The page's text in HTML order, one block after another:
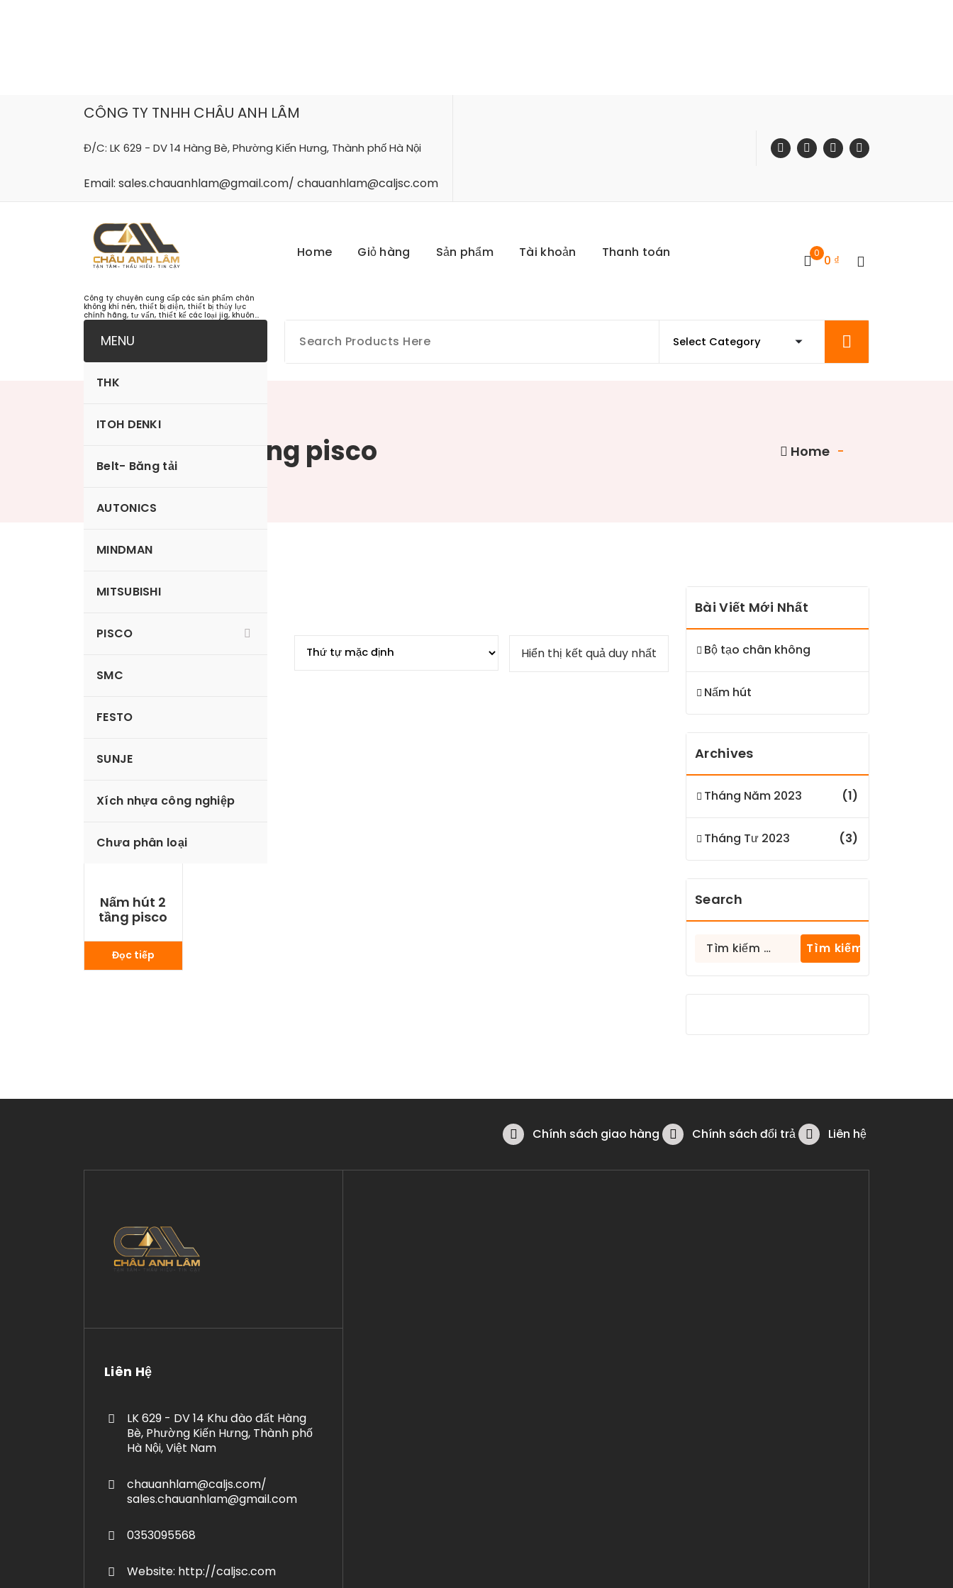
CÔNG TY TNHH CHÂU ANH LÂM
Đ/C: LK 629 - DV 14 Hàng Bè, Phường Kiến Hưng, Thành phố Hà Nội
Email: sales.chauanhlam@gmail.com/ chauanhlam@caljsc.com
Công ty chuyên cung cấp các sản phẩm chân
không khí nén, thiết bị điện, thiết bị thủy lực
chính hãng, tư vấn, thiết kế các loại jig, khuôn...
Home Giỏ hàng Sản phẩm Tài khoản Thanh toán 0 0 ₫
MENU
THK
ITOH DENKI
Belt- Băng tải
AUTONICS
MINDMAN
MITSUBISHI
PISCO
SMC
FESTO
SUNJE
Xích nhựa công nghiệp
Chưa phân loại
Nấm hút 2 tầng pisco Home -
VP8BSE
Hiển thị kết quả duy nhất
Nấm hút 2
tầng pisco
Đọc tiếp
Bài Viết Mới Nhất
Bộ tạo chân không
Nấm hút
Archives
Tháng Năm 2023 (1)
Tháng Tư 2023 (3)
Search
Tìm
Chính sách giao hàng Chính sách đổi trả Liên hệ
Liên Hệ
LK 629 - DV 14 Khu đào đất Hàng
Bè, Phường Kiến Hưng, Thành phố
Hà Nội, Việt Nam
chauanhlam@caljs.com/
sales.chauanhlam@gmail.com
0353095568
Website: http://caljsc.com